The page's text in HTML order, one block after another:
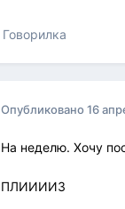
Говорилка
Опубликовано16
На неделю. Хочу
ПЛИИИИЗ